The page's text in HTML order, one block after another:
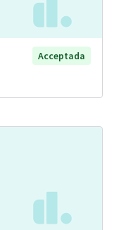
Acceptada